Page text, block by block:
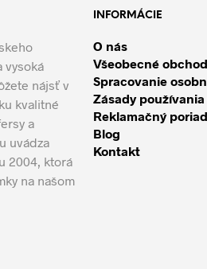
vysoká
nájsť v
kvalitné
a
uvádza
2004, ktorá
na našom
INFORMÁCIE
O nás
Všeobecné
Spracovanie
Zásady používania
Reklamačný
Blog
Kontakt